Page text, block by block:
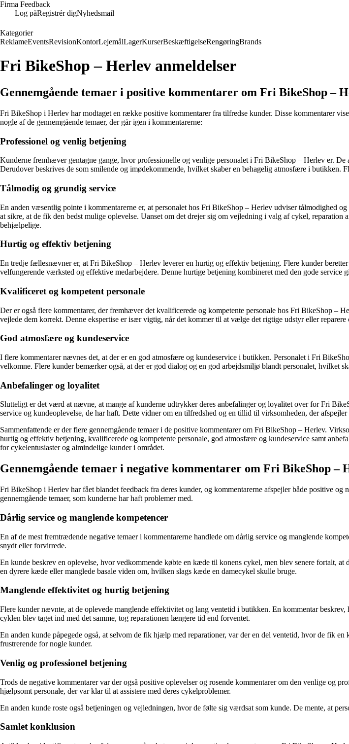
Firma Feedback
Log påRegistrér digNyhedsmail
Kategorier
ReklameEventsRevisionKontorLejemålLagerKurserBeskæftigelseRengøringBrands
Fri BikeShop – Herlev anmeldelser
Gennemgående temaer i positive kommentarer om Fri BikeShop –
Fri BikeShop i Herlev har modtaget en række positive kommentarer fra tilfredse kunder. Disse kommentarer
nogle af de gennemgående temaer, der går igen i kommentarerne:
Professionel og venlig betjening
Kunderne fremhæver gentagne gange, hvor professionelle og venlige personalet i Fri BikeShop – Herlev er.
Derudover beskrives de som smilende og imødekommende, hvilket skaber en behagelig atmosfære i butikken.
Tålmodig og grundig service
En anden væsentlig pointe i kommentarerne er, at personalet hos Fri BikeShop – Herlev udviser tålmodighed
at sikre, at de fik den bedst mulige oplevelse. Uanset om det drejer sig om vejledning i valg af cykel,
behjælpelige.
Hurtig og effektiv betjening
En tredje fællesnævner er, at Fri BikeShop – Herlev leverer en hurtig og effektiv betjening. Flere kunder
velfungerende værksted og effektive medarbejdere. Denne hurtige betjening kombineret med den gode service
Kvalificeret og kompetent personale
Der er også flere kommentarer, der fremhæver det kvalificerede og kompetente personale hos Fri BikeShop –
vejlede dem korrekt. Denne ekspertise er især vigtig, når det kommer til at vælge det rigtige udstyr eller
God atmosfære og kundeservice
I flere kommentarer nævnes det, at der er en god atmosfære og kundeservice i butikken. Personalet i Fri
velkomne. Flere kunder bemærker også, at der er god dialog og en god arbejdsmiljø blandt personalet, hvilket
Anbefalinger og loyalitet
Slutteligt er det værd at nævne, at mange af kunderne udtrykker deres anbefalinger og loyalitet over for Fri
service og kundeoplevelse, de har haft. Dette vidner om en tilfredshed og en tillid til virksomheden, der
Sammenfattende er der flere gennemgående temaer i de positive kommentarer om Fri BikeShop – Herlev.
hurtig og effektiv betjening, kvalificerede og kompetente personale, god atmosfære og kundeservice samt
for cykelentusiaster og almindelige kunder i området.
Gennemgående temaer i negative kommentarer om Fri BikeShop –
Fri BikeShop i Herlev har fået blandet feedback fra deres kunder, og kommentarerne afspejler både positive
gennemgående temaer, som kunderne har haft problemer med.
Dårlig service og manglende kompetencer
En af de mest fremtrædende negative temaer i kommentarerne handlede om dårlig service og manglende
snydt eller forvirrede.
En kunde beskrev en oplevelse, hvor vedkommende købte en kæde til konens cykel, men blev senere fortalt,
en dyrere kæde eller manglede basale viden om, hvilken slags kæde en damecykel skulle bruge.
Manglende effektivitet og hurtig betjening
Flere kunder nævnte, at de oplevede manglende effektivitet og lang ventetid i butikken. En kommentar
cyklen blev taget ind med det samme, tog reparationen længere tid end forventet.
En anden kunde påpegede også, at selvom de fik hjælp med reparationer, var der en del ventetid, hvor de fik
frustrerende for nogle kunder.
Venlig og professionel betjening
Trods de negative kommentarer var der også positive oplevelser og rosende kommentarer om den venlige og
hjælpsomt personale, der var klar til at assistere med deres cykelproblemer.
En anden kunde roste også betjeningen og vejledningen, hvor de følte sig værdsat som kunde. De mente, at
Samlet konklusion